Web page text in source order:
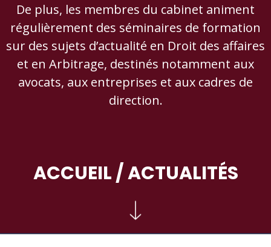
De plus, les membres du cabinet animent
régulièrement des séminaires de formation
sur des sujets d’actualité en Droit des affaires
et en Arbitrage, destinés notamment aux
avocats, aux entreprises et aux cadres de
direction.
ACCUEIL/ ACTUALITÉS